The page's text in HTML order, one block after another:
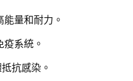
能量和耐力。
疫系統。
抗感染。